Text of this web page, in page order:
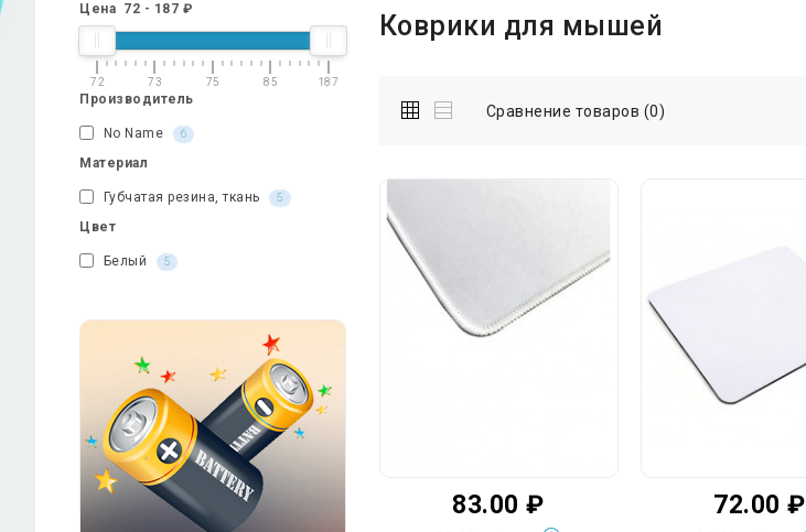
Цена 72 - 187 ₽
72 73 75 85 187
Производитель
No Name 6
Материал
Губчатая резина, ткань 5
Цвет
Белый 5
Коврики для мышей
Сравнение товаров (0)
83.00 ₽ 72.00 ₽